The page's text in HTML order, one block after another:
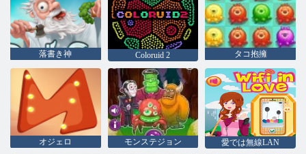
落書き神 Coloruid 2 タコ抱擁
オジェロ モンステジョン 愛では無線LAN